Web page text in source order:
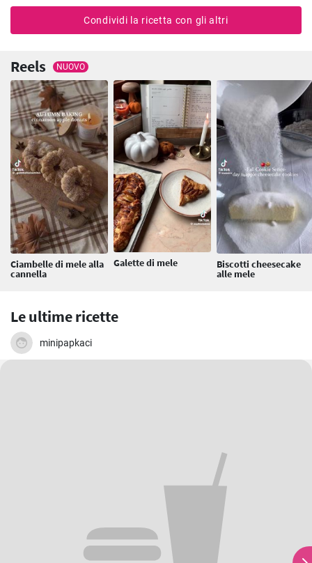
Condividi la ricetta con gli altri
Reels NUOVO
Ciambelle di mele alla
cannella
Galette di mele Biscotti cheesecake
alle mele
Le ultime ricette
minipapkaci